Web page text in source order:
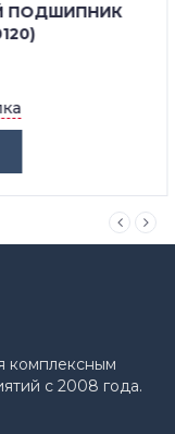
комплексным
с 2008 года.